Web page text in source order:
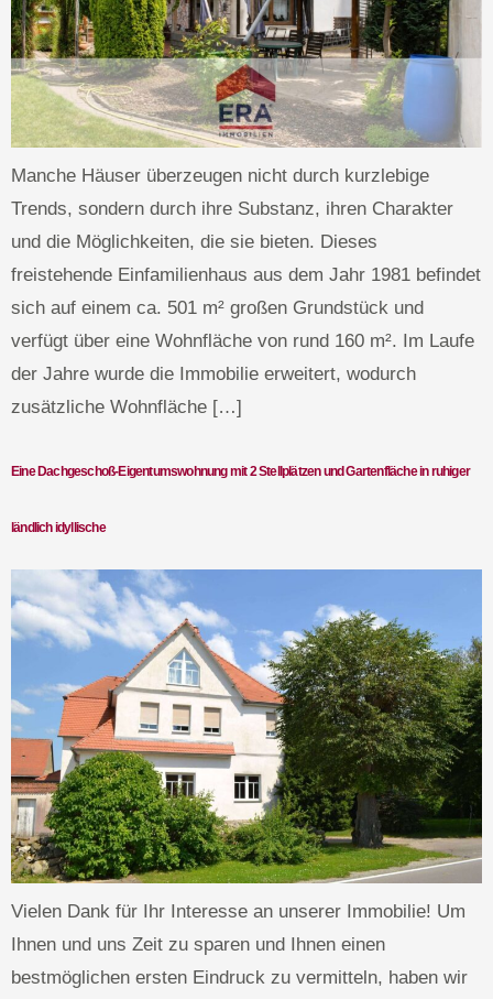
Manche Häuser überzeugen nicht durch kurzlebige
Trends, sondern durch ihre Substanz, ihren Charakter
und die Möglichkeiten, die sie bieten. Dieses
freistehende Einfamilienhaus aus dem Jahr 1981 befindet
sich auf einem ca. 501 m² großen Grundstück und
verfügt über eine Wohnfläche von rund 160 m². Im Laufe
der Jahre wurde die Immobilie erweitert, wodurch
zusätzliche Wohnfläche […]
Eine Dachgeschoß-Eigentumswohnung mit 2 Stellplätzen und Gartenfläche in ruhiger
ländlich idyllische
Vielen Dank für Ihr Interesse an unserer Immobilie! Um
Ihnen und uns Zeit zu sparen und Ihnen einen
bestmöglichen ersten Eindruck zu vermitteln, haben wir